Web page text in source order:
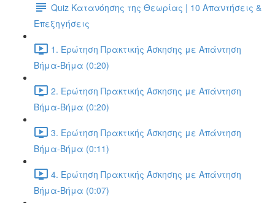
Quiz Κατανόησης της Θεωρίας | 10 Απαντήσεις &
Επεξηγήσεις
1. Ερώτηση Πρακτικής Άσκησης με Απάντηση
Βήμα-Βήμα (0:20)
2. Ερώτηση Πρακτικής Άσκησης με Απάντηση
Βήμα-Βήμα (0:20)
3. Ερώτηση Πρακτικής Άσκησης με Απάντηση
Βήμα-Βήμα (0:11)
4. Ερώτηση Πρακτικής Άσκησης με Απάντηση
Βήμα-Βήμα (0:07)